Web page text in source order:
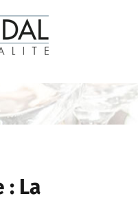
: La